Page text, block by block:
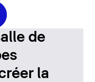
de
la